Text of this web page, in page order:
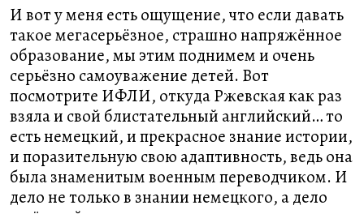
И вот у меня есть ощущение, что если давать
такое мегасерьёзное, страшно напряжённое
образование, мы этим поднимем и очень
серьёзно самоуважение детей. Вот
посмотрите ИФЛИ, откуда Ржевская как раз
взяла и свой блистательный английский… то
есть немецкий, и прекрасное знание истории,
и поразительную свою адаптивность, ведь она
была знаменитым военным переводчиком. И
дело не только в знании немецкого, а дело